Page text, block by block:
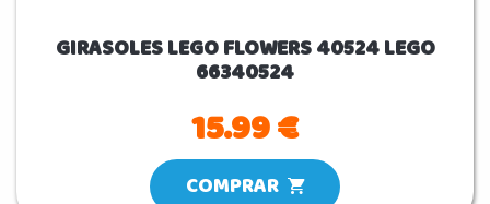
GIRASOLES LEGO FLOWERS 40524 LEGO
66340524
15.99 €
COMPRAR